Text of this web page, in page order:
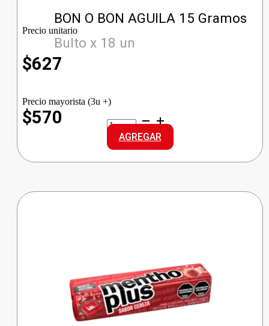
BON O BON AGUILA 15 Gramos
Bulto x 18 un
Precio unitario
$627
Precio mayorista (3u +)
$570
BON
O
BON
AGUILA
cantidad
AGREGAR